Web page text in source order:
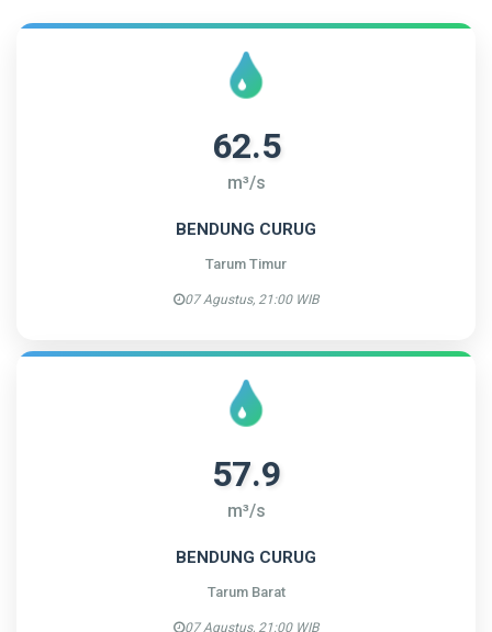
62.5
m³/s
BENDUNG CURUG
Tarum Timur
07 Agustus, 21:00 WIB
57.9
m³/s
BENDUNG CURUG
Tarum Barat
07 Agustus, 21:00 WIB